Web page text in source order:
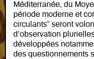
Méditerranée, du
période moderne et
circulants” seront
d’observation
développées
des questionnements